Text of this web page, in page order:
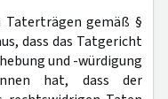
Taterträgen gemäß §
dass das Tatgericht
und -würdigung
hat, dass der